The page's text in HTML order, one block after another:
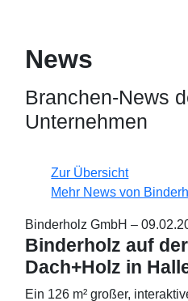
News
Branchen-News
Unternehmen
Zur Übersicht
Mehr News von
Binderholz GmbH –
Binderholz auf
Dach+Holz in
Ein 126 m² großer,